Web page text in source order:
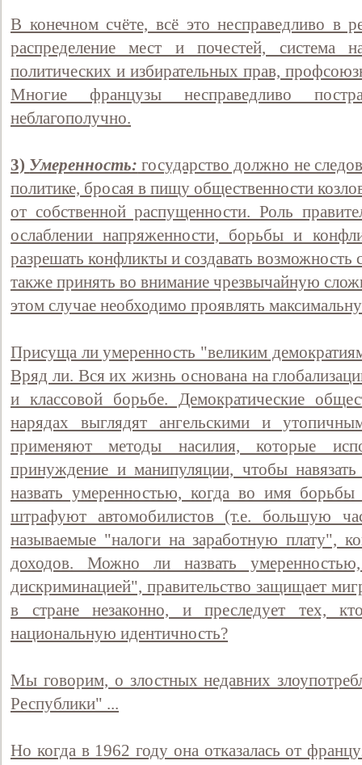
В конечном счёте, всё это несправедливо в
распределение мест и почестей, система
политических и избирательных прав,
Многие французы несправедливо
неблагополучно.
3) Умеренность: государство должно не
политике, бросая в пищу общественности
от собственной распущенности. Роль
ослаблении напряженности, борьбы и
разрешать конфликты и создавать
также принять во внимание чрезвычайную
этом случае необходимо проявлять
Присуща ли умеренность "великим
Вряд ли. Вся их жизнь основана на
и классовой борьбе. Демократические
нарядах выглядят ангельскими и
применяют методы насилия, которые
принуждение и манипуляции, чтобы
назвать умеренностью, когда во имя
штрафуют автомобилистов (т.е. большую
называемые "налоги на заработную плату",
доходов. Можно ли назвать
дискриминацией", правительство защищает
в стране незаконно, и преследует тех,
национальную идентичность?
Мы говорим, о злостных недавних
Республики" ...
Но когда в 1962 году она отказалась от